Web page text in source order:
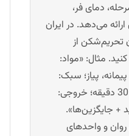
دمای فر،
می‌دهد. در ایران
تحریم‌شکن از
مثال: «مواد:
مرغ 400 گرم، برنج 2 پیمانه، پیاز؛ سبک:
ایرانی کم‌روغن؛ زمان: 30 دقیقه؛ خروجی:
+ جایگزین‌ها».
و واحدهای